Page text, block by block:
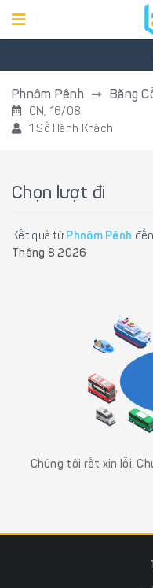
Phnôm Pênh Băng
CN, 16/08
1 Số Hành Khách
Chọn lượt đi
Kết quả từ Phnôm Pênh đến
Tháng 8 2026
Chúng tôi rất xin lỗi.